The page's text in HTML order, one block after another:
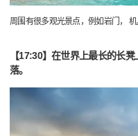
周围有很多观光景点，例如岩门， 机
【17:30】在世界上最长的长
落。